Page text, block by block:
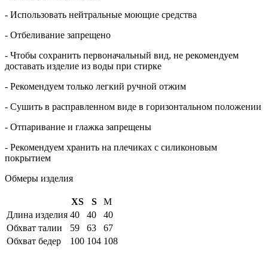
- Использовать нейтральные моющие средства
- Отбеливание запрещено
- Чтобы сохранить первоначальный вид, не рекомендуем
доставать изделие из воды при стирке
- Рекомендуем только легкий ручной отжим
- Сушить в расправленном виде в горизонтальном положении
- Отпаривание и глажка запрещены
- Рекомендуем хранить на плечиках с силиконовым
покрытием
Обмеры изделия
XS S
M
Длина изделия 40 40
40
Обхват талии
59 63
67
Обхват бедер
100 104 108